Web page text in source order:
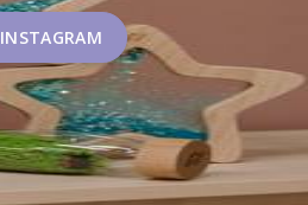
INSTAGRAM